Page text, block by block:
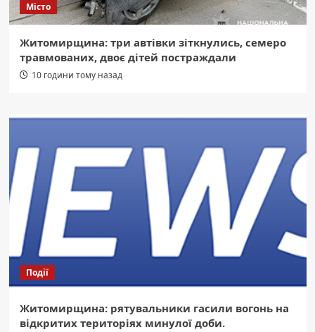
Місто
Житомирщина: три автівки зіткнулись, семеро
травмованих, двоє дітей постраждали
10 години тому назад
Події
Житомирщина: рятувальники гасили вогонь на
відкритих територіях минулої доби.